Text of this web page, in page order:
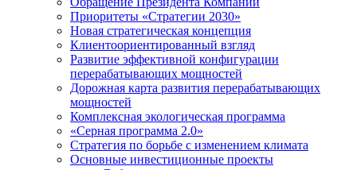
Приоритеты «Стратегии 2030»
Новая стратегическая концепция
Клиентоориентированный взгляд
Развитие эффективной конфигурации
перерабатывающих мощностей
Дорожная карта развития перерабатывающих
мощностей
Комплексная экологическая программа
«Серная программа 2.0»
Стратегия по борьбе с изменением климата
Основные инвестиционные проекты